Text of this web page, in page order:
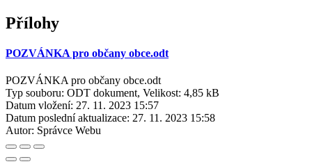
Přílohy
POZVÁNKA pro občany obce.odt
POZVÁNKA pro občany obce.odt
Typ souboru: ODT dokument, Velikost: 4,85 kB
Datum vložení: 27. 11. 2023 15:57
Datum poslední aktualizace: 27. 11. 2023 15:58
Autor: Správce Webu